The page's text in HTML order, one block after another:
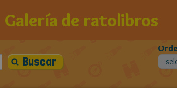
Galería de ratolibros